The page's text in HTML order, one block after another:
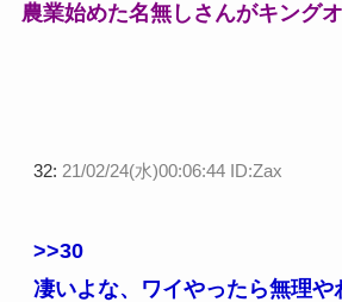
農業始めた名無しさんがキング
32: 21/02/24(水)00:06:44 ID:Zax
>>30
凄いよな、ワイやったら無理や